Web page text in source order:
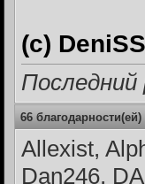
(с) DeniSS
Последний
66 благодарности(ей)
Allexist,
Dan246,